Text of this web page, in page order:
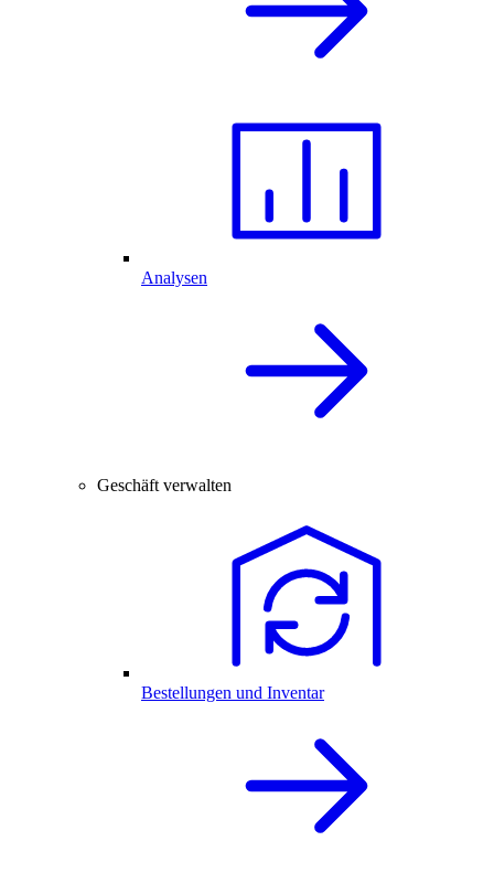
Analysen
Geschäft verwalten
Bestellungen und Inventar